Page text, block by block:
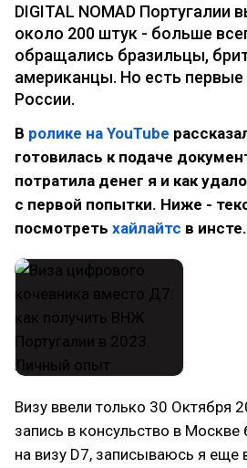
DIGITAL NOMAD Португалии
около 200 штук - больше
обращались бразильцы,
американцы. Но есть первые
России.
В ролике на YouTube
готовилась к подаче
потратила денег я и как
с первой попытки. Ниже -
посмотреть хайлайтс в инсте.
Визу ввели только 30 Октября
запись в консульство в
на визу D7, записываюсь я еще